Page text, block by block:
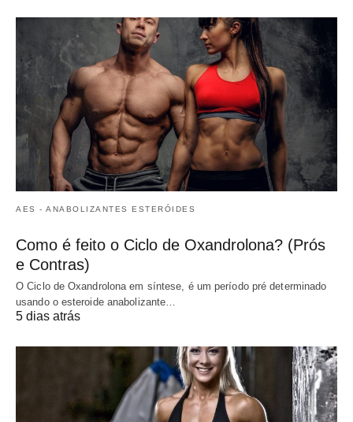
AES - ANABOLIZANTES ESTERÓIDES
Como é feito o Ciclo de Oxandrolona? (Prós
e Contras)
O Ciclo de Oxandrolona em síntese, é um período pré determinado
usando o esteroide anabolizante…
5 dias atrás